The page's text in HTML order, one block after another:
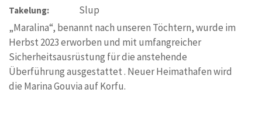
Takelung:
Slup
„Maralina“, benannt nach unseren Töchtern, wurde im
Herbst 2023 erworben und mit umfangreicher
Sicherheitsausrüstung für die anstehende
Überführung ausgestattet . Neuer Heimathafen wird
die Marina Gouvia auf Korfu.